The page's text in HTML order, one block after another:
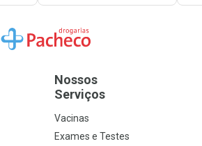
Ir para a Home
Nossos
Serviços
Vacinas
Exames e Testes